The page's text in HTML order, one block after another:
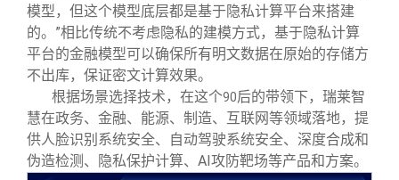
模型，但这个模型底层都是基于隐私计算平台来搭建
的。”相比传统不考虑隐私的建模方式，基于隐私计算
平台的金融模型可以确保所有明文数据在原始的存储方
不出库，保证密文计算效果。
根据场景选择技术，在这个90后的带领下，瑞莱智
慧在政务、 ⾦融、能源、制造、互联⽹等领域落地，提
供⼈脸识别系统安全、自动驾驶系统安全、深度合成和
伪造检测、隐私保护计算、 AI攻防靶场等产品和方案。